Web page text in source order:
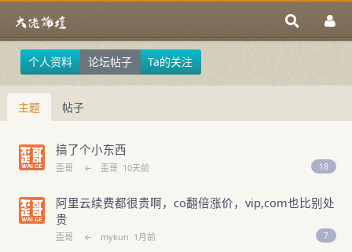
个人资料 论坛帖子 Ta的关注
主题 帖子
搞了个小东西
歪哥 ← 歪哥 10天前 18
阿里云续费都很贵啊，co翻倍涨价，vip,com也比别处
贵
歪哥 ← mykun 1月前 7